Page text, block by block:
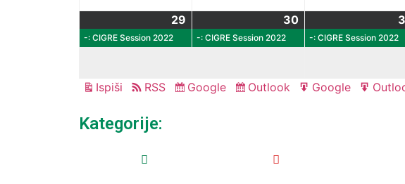
29
-: CIGRE Session 2022
30
-: CIGRE Session 2022 -: CIGRE Session 2022
Ispiši Pregled
RSS
Subscribe
Google
Subscribe
Outlook
Export
Google
Kategorije: